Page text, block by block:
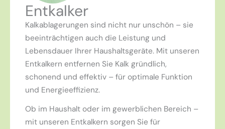
Entkalker
Kalkablagerungen sind nicht nur unschön – sie
beeinträchtigen auch die Leistung und
Lebensdauer Ihrer Haushaltsgeräte. Mit unseren
Entkalkern entfernen Sie Kalk gründlich,
schonend und effektiv – für optimale Funktion
und Energieeffizienz.
Ob im Haushalt oder im gewerblichen Bereich –
mit unseren Entkalkern sorgen Sie für